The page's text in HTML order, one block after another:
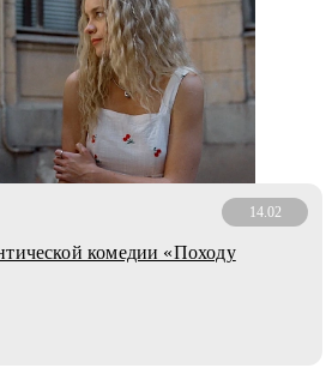
14.02
комедии «Походу